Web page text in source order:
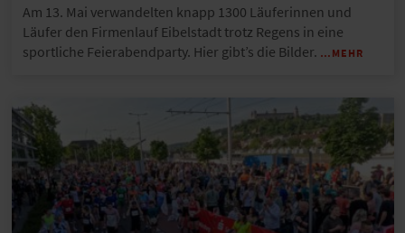
Am 13. Mai verwandelten knapp 1300 Läuferinnen und
Läufer den Firmenlauf Eibelstadt trotz Regens in eine
sportliche Feierabendparty. Hier gibt’s die Bilder. …MEHR